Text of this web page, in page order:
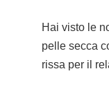
Hai visto le
pelle secca
rissa per il